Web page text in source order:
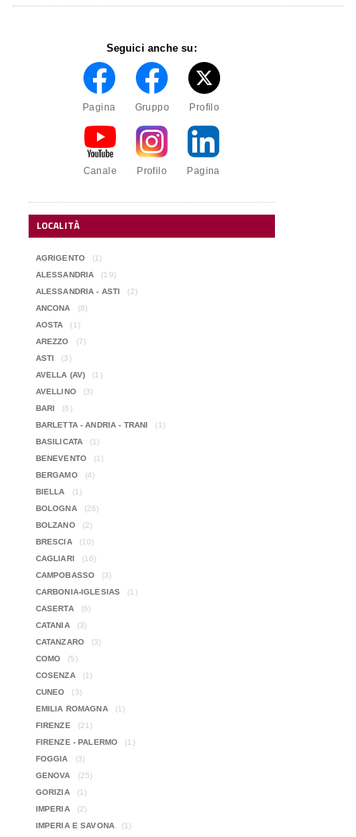
Seguici anche su:
Pagina Gruppo Profilo
Canale Profilo Pagina
LOCALITÀ
AGRIGENTO
(1)
ALESSANDRIA
(19)
ALESSANDRIA - ASTI
(2)
ANCONA
(8)
AOSTA
(1)
AREZZO
(7)
ASTI
(3)
AVELLA (AV)
(1)
AVELLINO
(3)
BARI
(6)
BARLETTA - ANDRIA - TRANI
(1)
BASILICATA
(1)
BENEVENTO
(1)
BERGAMO
(4)
BIELLA
(1)
BOLOGNA
(26)
BOLZANO
(2)
BRESCIA
(10)
CAGLIARI
(16)
CAMPOBASSO
(3)
CARBONIA-IGLESIAS
(1)
CASERTA
(6)
CATANIA
(3)
CATANZARO
(3)
COMO
(5)
COSENZA
(1)
CUNEO
(3)
EMILIA ROMAGNA
(1)
FIRENZE
(21)
FIRENZE - PALERMO
(1)
FOGGIA
(3)
GENOVA
(25)
GORIZIA
(1)
IMPERIA
(2)
IMPERIA E SAVONA
(1)